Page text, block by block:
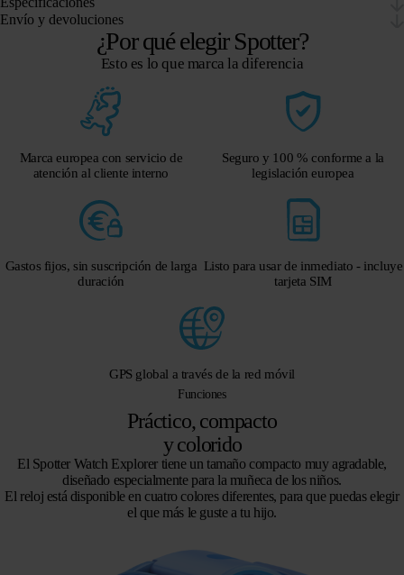
Envío y devoluciones
¿Por qué elegir Spotter?
Esto es lo que marca la diferencia
Marca europea con servicio de
atención al cliente interno
Seguro y 100 % conforme a la
legislación europea
Gastos fijos, sin suscripción de larga
duración
Listo para usar de inmediato - incluye
tarjeta SIM
GPS global a través de la red móvil
Funciones
Práctico, compacto
y colorido
El Spotter Watch Explorer tiene un tamaño compacto muy agradable,
diseñado especialmente para la muñeca de los niños.
El reloj está disponible en cuatro colores diferentes, para que puedas elegir
el que más le guste a tu hijo.